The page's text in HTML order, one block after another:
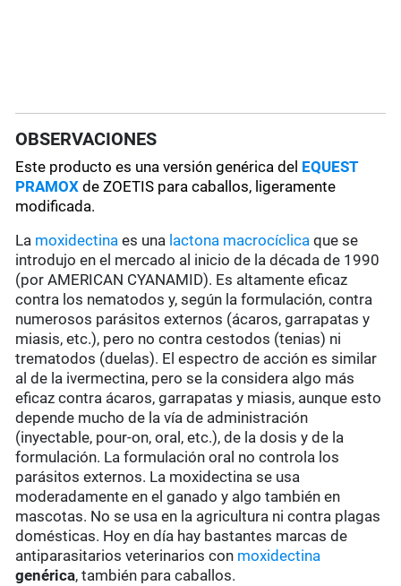
OBSERVACIONES
Este producto es una versión genérica del EQUEST
PRAMOX de ZOETIS para caballos, ligeramente
modificada.
La moxidectina es una lactona macrocíclica que se
introdujo en el mercado al inicio de la década de 1990
(por AMERICAN CYANAMID). Es altamente eficaz
contra los nematodos y, según la formulación, contra
numerosos parásitos externos (ácaros, garrapatas y
miasis, etc.), pero no contra cestodos (tenias) ni
trematodos (duelas). El espectro de acción es similar
al de la ivermectina, pero se la considera algo más
eficaz contra ácaros, garrapatas y miasis, aunque esto
depende mucho de la vía de administración
(inyectable, pour-on, oral, etc.), de la dosis y de la
formulación. La formulación oral no controla los
parásitos externos. La moxidectina se usa
moderadamente en el ganado y algo también en
mascotas. No se usa en la agricultura ni contra plagas
domésticas. Hoy en día hay bastantes marcas de
antiparasitarios veterinarios con moxidectina
genérica, también para caballos.